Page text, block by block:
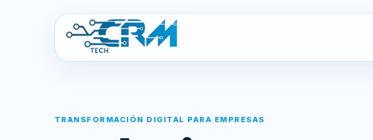
TRANSFORMACIÓN DIGITAL PARA EMPRESAS